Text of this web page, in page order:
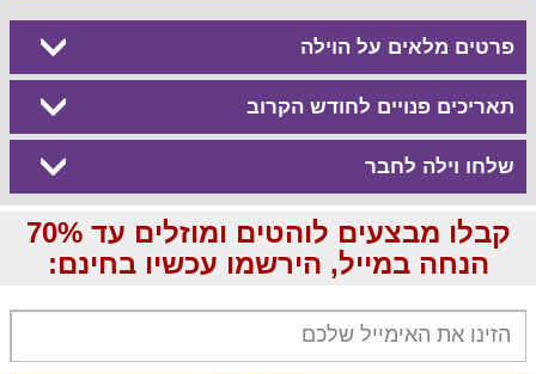
פרטים מלאים על הוילה
תאריכים פנויים לחודש הקרוב
שלחו וילה לחבר
קבלו מבצעים לוהטים ומוזלים עד 70%
הנחה במייל, הירשמו עכשיו בחינם: